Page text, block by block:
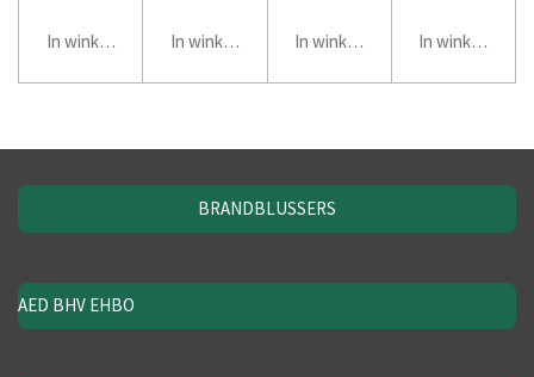
In winkelwagen In winkelwagen In winkelwagen In winkelwagen
BRANDBLUSSERS
AED BHV EHBO